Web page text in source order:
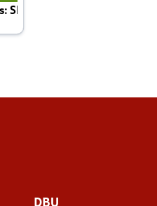
Skotland - Danmark 4-2